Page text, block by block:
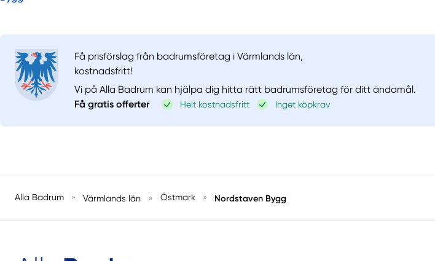
Få prisförslag från badrumsföretag i Värmlands län,
kostnadsfritt!
Vi på Alla Badrum kan hjälpa dig hitta rätt badrumsföretag för ditt ändamål.
Få gratis offerter
Helt kostnadsfritt Inget köpkrav
Alla Badrum » Värmlands län » Östmark » Nordstaven Bygg